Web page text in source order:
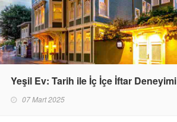
Yeşil Ev: Tarih ile İç İçe İftar Deneyimi
07 Mart 2025